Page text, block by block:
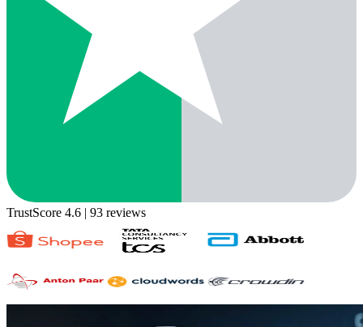
TrustScore 4.6 | 93 reviews